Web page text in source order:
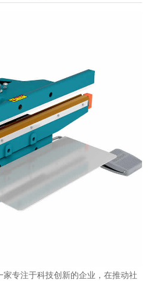
专注于科技创新的企业，在推动社